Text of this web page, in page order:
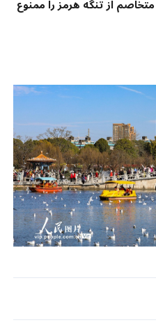
از تنگه هرمز را ممنوع